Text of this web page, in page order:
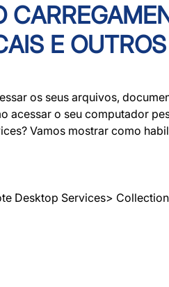
E
os seus arquivos,
acessar o seu computador
Vamos mostrar como
Desktop Services>